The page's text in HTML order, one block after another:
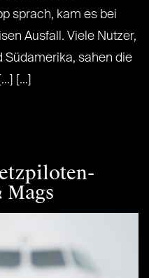
sprach, kam es bei
Ausfall. Viele Nutzer,
Südamerika, sahen die
[...]
Mags